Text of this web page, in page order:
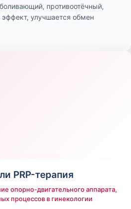
противоотёчный,
эффект, улучшается обмен
PRP-терапия
опорно-двигательного аппарата,
процессов в гинекологии